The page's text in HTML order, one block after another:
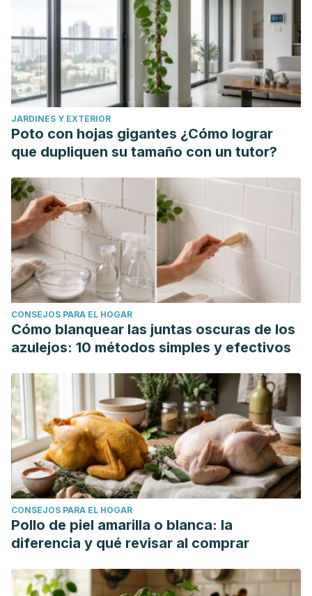
JARDINES Y EXTERIOR
Poto con hojas gigantes ¿Cómo lograr
que dupliquen su tamaño con un tutor?
CONSEJOS PARA EL HOGAR
Cómo blanquear las juntas oscuras de los
azulejos: 10 métodos simples y efectivos
CONSEJOS PARA EL HOGAR
Pollo de piel amarilla o blanca: la
diferencia y qué revisar al comprar